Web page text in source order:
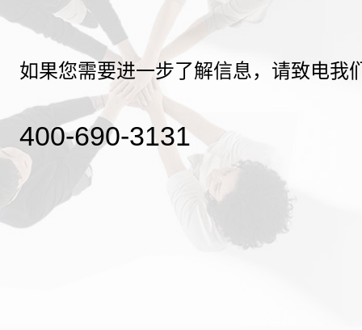
如果您需要进一步了解信息，请致电我
400-690-3131